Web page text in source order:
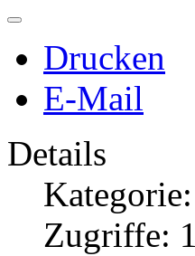
Drucken
E-Mail
Details
Kategorie:
Zugriffe: